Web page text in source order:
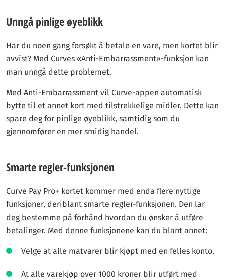
Unngå pinlige øyeblikk
Har du noen gang forsøkt å betale en vare, men kortet blir
avvist? Med Curves «Anti-Embarrassment»-funksjon kan
man unngå dette problemet.
Med Anti-Embarrassment vil Curve-appen automatisk
bytte til et annet kort med tilstrekkelige midler. Dette kan
spare deg for pinlige øyeblikk, samtidig som du
gjennomfører en mer smidig handel.
Smarte regler-funksjonen
Curve Pay Pro+ kortet kommer med enda flere nyttige
funksjoner, deriblant smarte regler-funksjonen. Den lar
deg bestemme på forhånd hvordan du ønsker å utføre
betalinger. Med denne funksjonene kan du blant annet:
Velge at alle matvarer blir kjøpt med en felles konto.
At alle varekjøp over 1000 kroner blir utført med